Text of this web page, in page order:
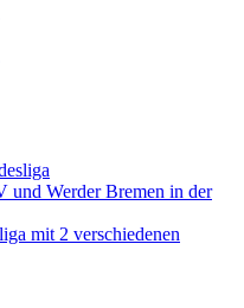
und Werder Bremen in der
mit 2 verschiedenen